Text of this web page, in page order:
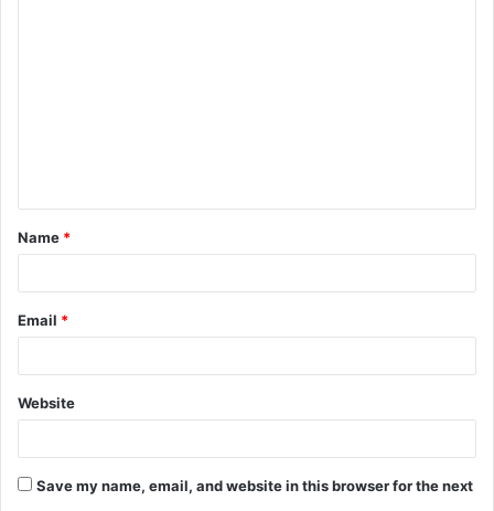
t
*
Name *
Email *
Website
Save my name, email, and website in this browser for the next